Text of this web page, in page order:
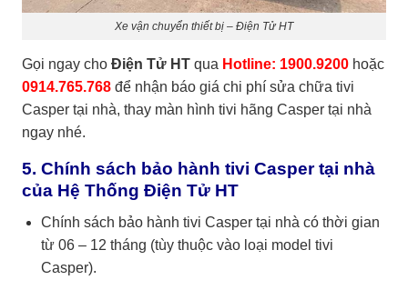
Xe vận chuyển thiết bị – Điện Tử HT
Gọi ngay cho Điện Tử HT qua Hotline: 1900.9200 hoặc
0914.765.768 để nhận báo giá chi phí sửa chữa tivi
Casper tại nhà, thay màn hình tivi hãng Casper tại nhà
ngay nhé.
5. Chính sách bảo hành tivi Casper tại nhà
của Hệ Thống Điện Tử HT
Chính sách bảo hành tivi Casper tại nhà có thời gian
từ 06 – 12 tháng (tùy thuộc vào loại model tivi
Casper).